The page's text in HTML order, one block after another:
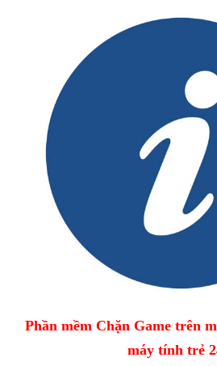
Phần mềm Chặn Game trên
máy tính trẻ